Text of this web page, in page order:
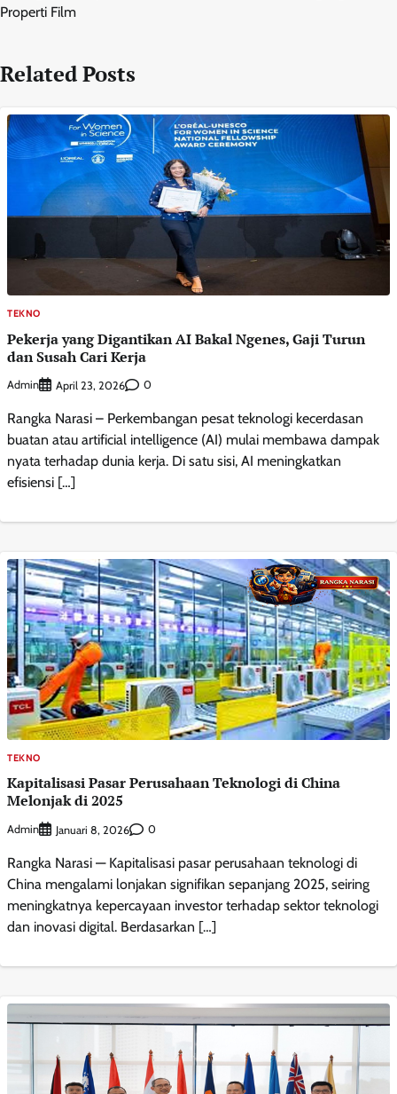
Properti Film
Related Posts
TEKNO
Pekerja yang Digantikan AI Bakal Ngenes, Gaji Turun
dan Susah Cari Kerja
Admin April 23, 2026 0
Rangka Narasi – Perkembangan pesat teknologi kecerdasan
buatan atau artificial intelligence (AI) mulai membawa dampak
nyata terhadap dunia kerja. Di satu sisi, AI meningkatkan
efisiensi […]
TEKNO
Kapitalisasi Pasar Perusahaan Teknologi di China
Melonjak di 2025
Admin Januari 8, 2026 0
Rangka Narasi — Kapitalisasi pasar perusahaan teknologi di
China mengalami lonjakan signifikan sepanjang 2025, seiring
meningkatnya kepercayaan investor terhadap sektor teknologi
dan inovasi digital. Berdasarkan […]